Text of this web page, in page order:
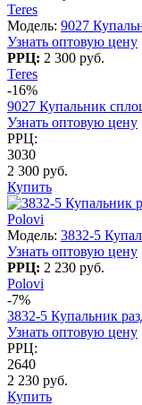
Teres
Модель: 9027
Узнать оптовую цену
РРЦ: 2 300 руб.
Teres
-16%
9027 Купальник
Узнать оптовую цену
РРЦ:
3030
2 300 руб.
Купить
Polovi
Модель: 3832-5
Узнать оптовую цену
РРЦ: 2 230 руб.
Polovi
-7%
3832-5 Купальник
Узнать оптовую цену
РРЦ:
2640
2 230 руб.
Купить